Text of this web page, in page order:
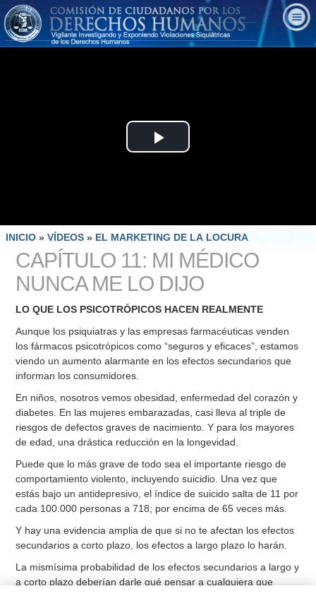
Play
INICIO » VÍDEOS » EL MARKETING DE LA LOCURA
CAPÍTULO 11: MI MÉDICO
NUNCA ME LO DIJO
LO QUE LOS PSICOTRÓPICOS HACEN REALMENTE
Aunque los psiquiatras y las empresas farmacéuticas venden
los fármacos psicotrópicos como “seguros y eficaces”, estamos
viendo un aumento alarmante en los efectos secundarios que
informan los consumidores.
En niños, nosotros vemos obesidad, enfermedad del corazón y
diabetes. En las mujeres embarazadas, casi lleva al triple de
riesgos de defectos graves de nacimiento. Y para los mayores
de edad, una drástica reducción en la longevidad.
Puede que lo más grave de todo sea el importante riesgo de
comportamiento violento, incluyendo suicidio. Una vez que
estás bajo un antidepresivo, el índice de suicido salta de 11 por
cada 100.000 personas a 718; por encima de 65 veces más.
Y hay una evidencia amplia de que si no te afectan los efectos
secundarios a corto plazo, los efectos a largo plazo lo harán.
La mismísima probabilidad de los efectos secundarios a largo y
a corto plazo deberían darle qué pensar a cualquiera que